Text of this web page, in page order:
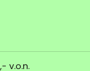
v.o.n.